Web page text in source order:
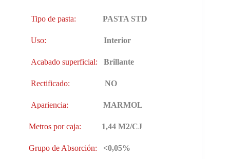
Tipo de pasta: PASTA STD
Uso: Interior
Acabado superficial: Brillante
Rectificado: NO
Apariencia: MARMOL
Metros por caja: 1,44 M2/CJ
Grupo de Absorción: <0,05%